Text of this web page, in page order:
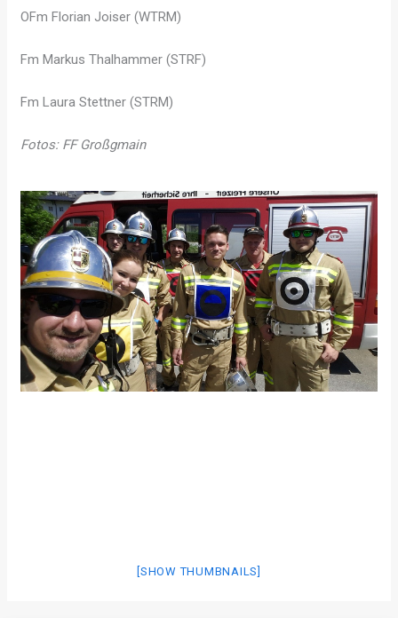
OFm Florian Joiser (WTRM)
Fm Markus Thalhammer (STRF)
Fm Laura Stettner (STRM)
Fotos: FF Großgmain
[SHOW THUMBNAILS]